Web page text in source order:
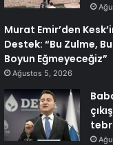
Murat Emir’den
Destek: “Bu Zulme,
Boyun Eğmeyeceğiz”
Ağustos 5, 2026